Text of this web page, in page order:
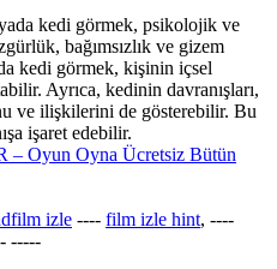
kedi görmek​, psikolojik ve
bağımsızlık ve gizem
kedi görmek, kişinin içsel
Ayrıca, kedinin davranışları,
ve ilişkilerini de gösterebilir. Bu
işaret edebilir.
– Oyun Oyna Ücretsiz Bütün
izle ---- film izle hint, ----
-----